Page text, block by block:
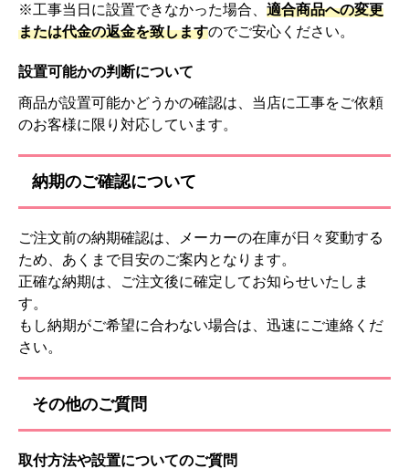
※工事当日に設置できなかった場合、 適合商品への変更
または代金の返金を致しますのでご安心ください。
設置可能かの判断について
商品が設置可能かどうかの確認は、当店に工事をご依頼
のお客様に限り対応しています。
納期のご確認について
ご注文前の納期確認は、メーカーの在庫が日々変動する
ため、あくまで目安のご案内となります。
正確な納期は、ご注文後に確定してお知らせいたしま
す。
もし納期がご希望に合わない場合は、迅速にご連絡くだ
さい。
その他のご質問
取付方法や設置についてのご質問